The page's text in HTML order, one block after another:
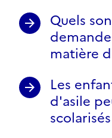
Quels
matière
Les
d'asile